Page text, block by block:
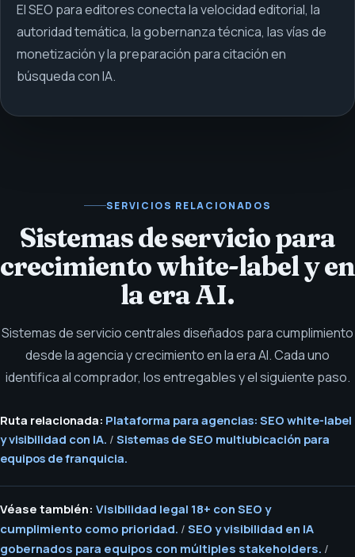
El SEO para editores conecta la velocidad editorial, la
autoridad temática, la gobernanza técnica, las vías de
monetización y la preparación para citación en
búsqueda con IA.
SERVICIOS RELACIONADOS
Sistemas de servicio para
crecimiento white-label y en
la era AI.
Sistemas de servicio centrales diseñados para cumplimiento
desde la agencia y crecimiento en la era AI. Cada uno
identifica al comprador, los entregables y el siguiente paso.
Ruta relacionada: Plataforma para agencias: SEO white-label
y visibilidad con IA. / Sistemas de SEO multiubicación para
equipos de franquicia.
Véase también: Visibilidad legal 18+ con SEO y
cumplimiento como prioridad. / SEO y visibilidad en IA
gobernados para equipos con múltiples stakeholders. /